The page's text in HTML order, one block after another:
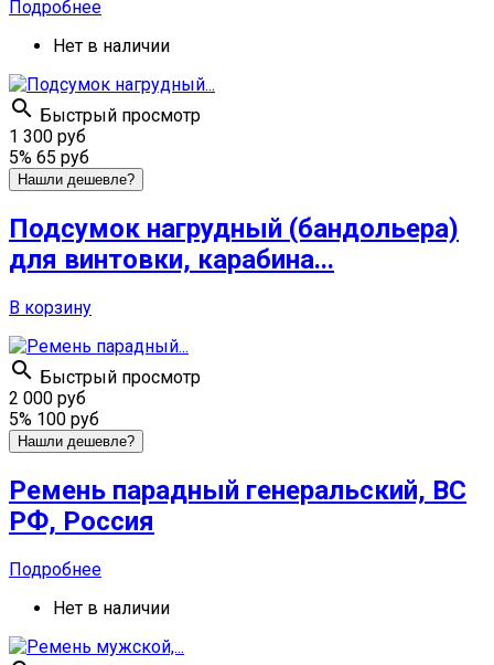
Подробнее
Нет в наличии
 Быстрый просмотр
1 300 руб
5% 65 руб
Нашли дешевле?
Подсумок нагрудный (бандольера)
для винтовки, карабина...
В корзину
 Быстрый просмотр
2 000 руб
5% 100 руб
Нашли дешевле?
Ремень парадный генеральский, ВС
РФ, Россия
Подробнее
Нет в наличии